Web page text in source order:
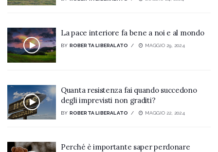
La pace interiore fa bene a noi e al mondo
BY ROBERTA LIBERALATO MAGGIO 29, 2024
Quanta resistenza fai quando succedono
degli imprevisti non graditi?
BY ROBERTA LIBERALATO MAGGIO 22, 2024
Perché è importante saper perdonare